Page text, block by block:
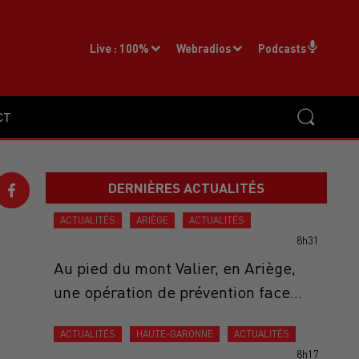
Live : 100% Webradios Podcasts
DERNIÈRES ACTUALITÉS
ACTUALITÉS ARIÈGE ACTUALITÉS
8h31
Au pied du mont Valier, en Ariège,
une opération de prévention face...
ACTUALITÉS HAUTE-GARONNE ACTUALITÉS
8h17